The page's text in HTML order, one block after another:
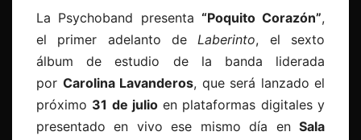
La Psychoband presenta “Poquito Corazón”,
el primer adelanto deLaberinto, el sexto
álbum de estudio de la banda liderada
por Carolina Lavanderos, que será lanzado el
próximo 31 de julioen plataformas digitales y
presentado en vivo ese mismo día en Sala